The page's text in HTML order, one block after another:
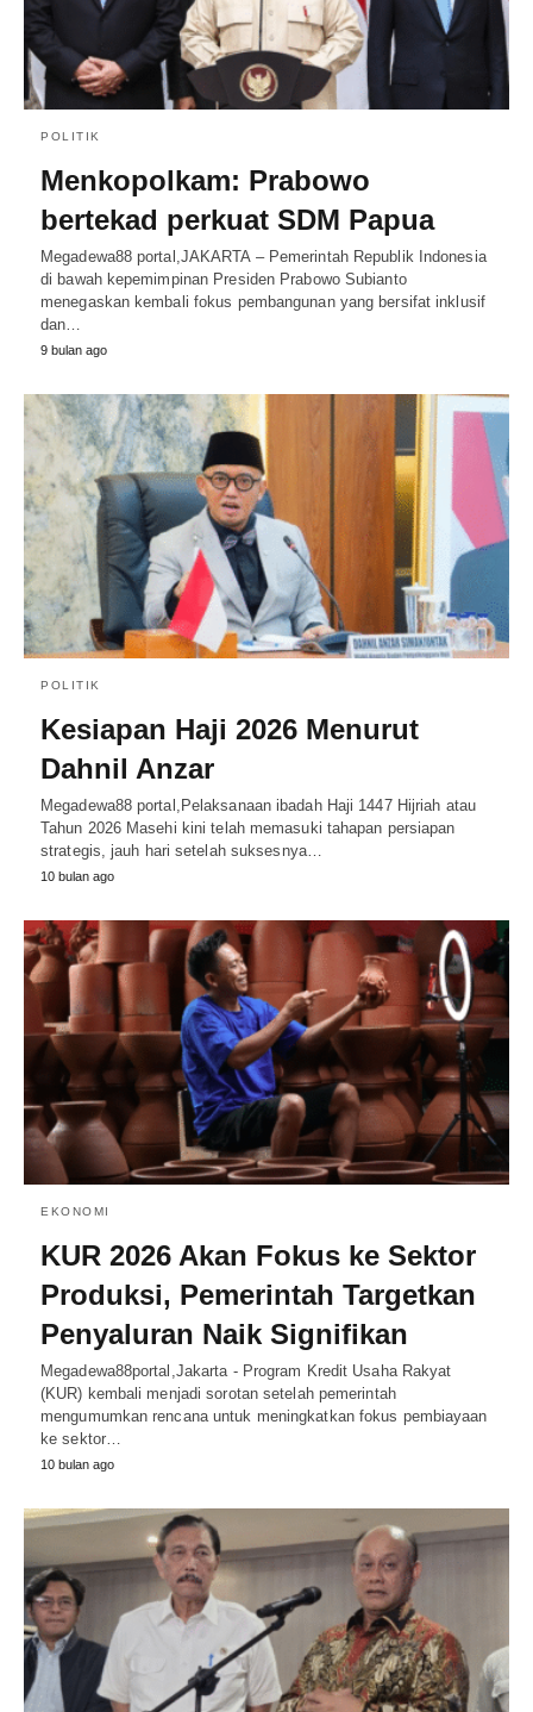
POLITIK
Menkopolkam: Prabowo
bertekad perkuat SDM Papua
Megadewa88 portal,JAKARTA – Pemerintah Republik Indonesia
di bawah kepemimpinan Presiden Prabowo Subianto
menegaskan kembali fokus pembangunan yang bersifat inklusif
dan…
9 bulan ago
POLITIK
Kesiapan Haji 2026 Menurut
Dahnil Anzar
Megadewa88 portal,Pelaksanaan ibadah Haji 1447 Hijriah atau
Tahun 2026 Masehi kini telah memasuki tahapan persiapan
strategis, jauh hari setelah suksesnya…
10 bulan ago
EKONOMI
KUR 2026 Akan Fokus ke Sektor
Produksi, Pemerintah Targetkan
Penyaluran Naik Signifikan
Megadewa88portal,Jakarta - Program Kredit Usaha Rakyat
(KUR) kembali menjadi sorotan setelah pemerintah
mengumumkan rencana untuk meningkatkan fokus pembiayaan
ke sektor…
10 bulan ago